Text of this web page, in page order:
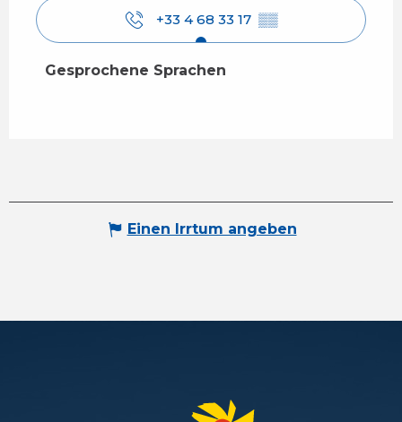
+33 4 68 33 17 ▒▒
Gesprochene Sprachen
Gesprochene Sprachen
Einen Irrtum angeben